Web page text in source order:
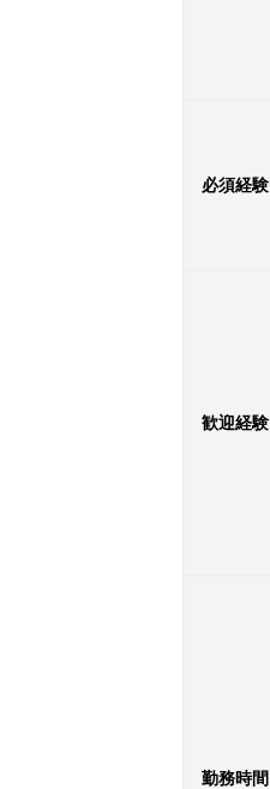
必須経験
歓迎経験
勤務時間